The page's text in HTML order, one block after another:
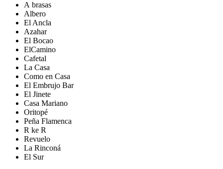
A brasas
Albero
El Ancla
Azahar
El Bocao
ElCamino
Cafetal
La Casa
Como en Casa
El Embrujo Bar
El Jinete
Casa Mariano
Oritopé
Peña Flamenca
R ke R
Revuelo
La Rinconá
El Sur